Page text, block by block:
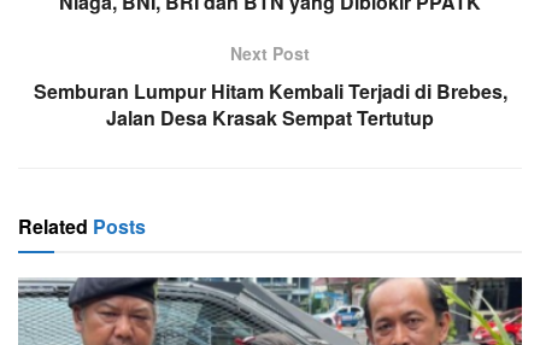
Next Post
Semburan Lumpur Hitam Kembali Terjadi di Brebes,
Jalan Desa Krasak Sempat Tertutup
Related Posts